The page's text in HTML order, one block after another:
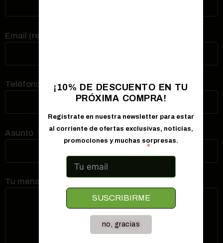
Email (requerido)
Teléfono de contacto (requerido)
Asunto
Tu mensaje
¡10% DE DESCUENTO EN TU
PRÓXIMA COMPRA!
Regístrate en nuestra newsletter para estar
al corriente de ofertas exclusivas, noticias,
promociones y muchas sorpresas.
Correo electrónico
SUSCRIBIRME
no, gracias